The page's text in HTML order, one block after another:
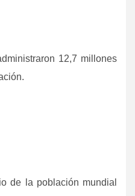
12,7 millones
de la población mundial